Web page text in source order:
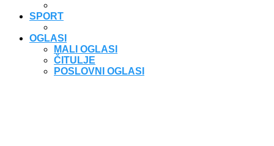
SPORT
OGLASI
MALI OGLASI
ČITULJE
POSLOVNI OGLASI